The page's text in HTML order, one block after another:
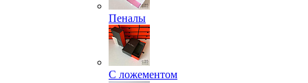
Пеналы
С ложементом